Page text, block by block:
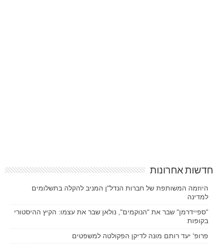
חדשות אחרונות
היוזמה המשותפת של חברות הנדל"ן המניב להקלה בתשלומים
למדינה
"ספיידרמן" שבר את "הנוקמים", נולאן שבר את עצמו: הקיץ ההיסטורי
בקופות
פרופ' יעד רותם מונה לדיקן הפקולטה למשפטים